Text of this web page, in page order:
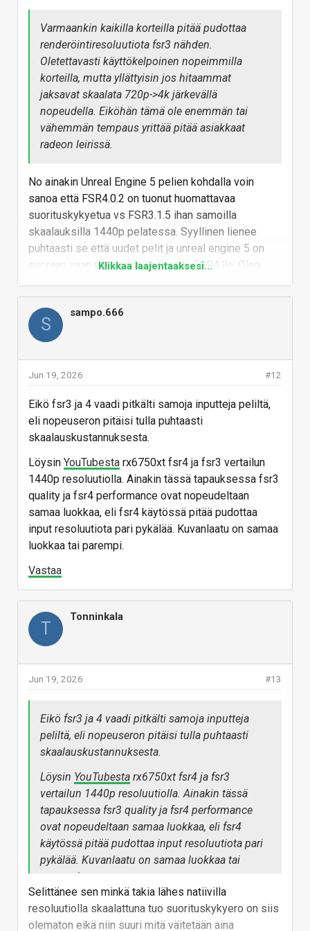
Varmaankin kaikilla korteilla pitää pudottaa
renderöintiresoluutiota fsr3 nähden.
Oletettavasti käyttökelpoinen nopeimmilla
korteilla, mutta yllättyisin jos hitaammat
jaksavat skaalata 720p->4k järkevällä
nopeudella. Eiköhän tämä ole enemmän tai
vähemmän tempaus yrittää pitää asiakkaat
radeon leirissä.
No ainakin Unreal Engine 5 pelien kohdalla voin
sanoa että FSR4.0.2 on tuonut huomattavaa
suorituskykyetua vs FSR3.1.5 ihan samoilla
skaalauksilla 1440p pelatessa. Syyllinen lienee
puhtaasti se että uudet pelit ja unreal engine 5 on
suoraan vaan paremmin optimoitu FSR4:lle. Olen
mistään tappiosta suorituskyvyn osalta ei ainakaan
UE5 peleissä voida puhua. Tilanne voi olla toki
toinen jos skaalataan 720p kuvaa 4k:lle mutta itse
FSR4:lla
Vastaa
Klikkaa laajentaaksesi...
S
sampo.666
#12
Jun 19, 2026
Eikö fsr3 ja 4 vaadi pitkälti samoja inputteja peliltä,
eli nopeuseron pitäisi tulla puhtaasti
skaalauskustannuksesta.
Löysin YouTubesta rx6750xt fsr4 ja fsr3 vertailun
1440p resoluutiolla. Ainakin tässä tapauksessa fsr3
quality ja fsr4 performance ovat nopeudeltaan
samaa luokkaa, eli fsr4 käytössä pitää pudottaa
input resoluutiota pari pykälää. Kuvanlaatu on samaa
luokkaa tai parempi.
Vastaa
T
Tonninkala
#13
Jun 19, 2026
Eikö fsr3 ja 4 vaadi pitkälti samoja inputteja
peliltä, eli nopeuseron pitäisi tulla puhtaasti
skaalauskustannuksesta.
Löysin YouTubesta rx6750xt fsr4 ja fsr3
vertailun 1440p resoluutiolla. Ainakin tässä
tapauksessa fsr3 quality ja fsr4 performance
ovat nopeudeltaan samaa luokkaa, eli fsr4
käytössä pitää pudottaa input resoluutiota pari
pykälää. Kuvanlaatu on samaa luokkaa tai
parempi.
Selittänee sen minkä takia lähes natiivilla
resoluutiolla skaalattuna tuo suorituskykyero on siis
olematon eikä niin suuri mitä väitetään aina